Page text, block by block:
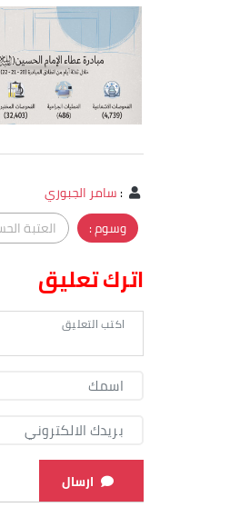
:سامر الجبوري
وسوم :
العتبة
اترك تعليق
ارسال